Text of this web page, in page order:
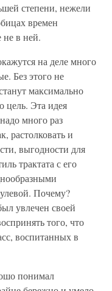
степени, нежели
времен
в ней.
на деле много
Без этого не
максимально
цель. Эта идея
много раз
растолковать и
выгодности для
трактата с его
Почему?
увлечен своей
того, что
воспитанных в
понимал